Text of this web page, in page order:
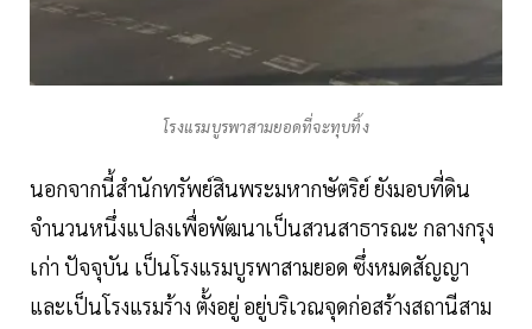
โรงแรมบูรพาสามยอดที่จะทุบทิ้ง
นอกจากนี้สำนักทรัพย์สินพระมหากษัตริย์ ยังมอบที่ดิน
จำนวนหนึ่งแปลงเพื่อพัฒนาเป็นสวนสาธารณะ กลางกรุง
เก่า ปัจจุบัน เป็นโรงแรมบูรพาสามยอด ซึ่งหมดสัญญา
และเป็นโรงแรมร้าง ตั้งอยู่ อยู่บริเวณจุดก่อสร้างสถานีสาม